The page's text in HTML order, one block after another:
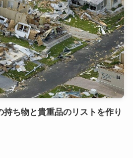
持ち物と貴重品のリストを作り